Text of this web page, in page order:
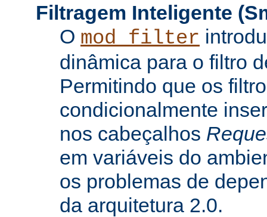
Filtragem Inteligente
O mod_filter
dinâmica para o filtro
Permitindo que os
condicionalmente
nos cabeçalhos
em variáveis do
os problemas de
da arquitetura 2.0.